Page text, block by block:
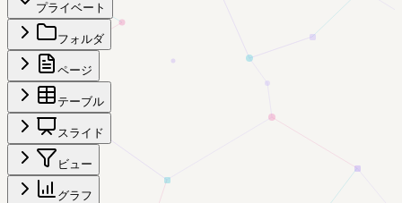
プライベート
フォルダ
ページ
テーブル
スライド
ビュー
グラフ